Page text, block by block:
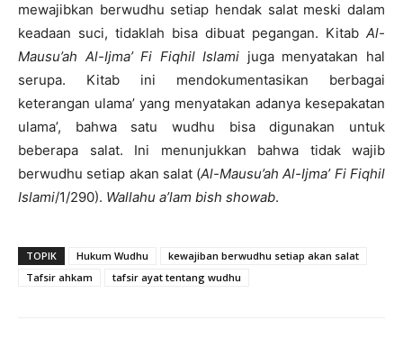
mewajibkan berwudhu setiap hendak salat meski dalam
keadaan suci, tidaklah bisa dibuat pegangan. Kitab Al-
Mausu’ah Al-Ijma’ Fi Fiqhil Islami juga menyatakan hal
serupa. Kitab ini mendokumentasikan berbagai
keterangan ulama’ yang menyatakan adanya kesepakatan
ulama’, bahwa satu wudhu bisa digunakan untuk
beberapa salat. Ini menunjukkan bahwa tidak wajib
berwudhu setiap akan salat (Al-Mausu’ah Al-Ijma’ Fi Fiqhil
Islami/1/290). Wallahu a’lam bish showab.
TOPIK Hukum Wudhu
kewajiban berwudhu setiap akan salat
Tafsir ahkam
tafsir ayat tentang wudhu